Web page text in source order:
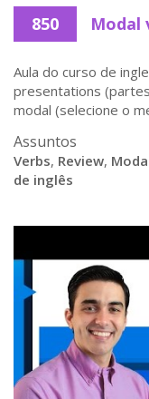
850 Modal
Aula do curso de
presentations
modal (selecione o
Assuntos
Verbs, Review,
de inglês